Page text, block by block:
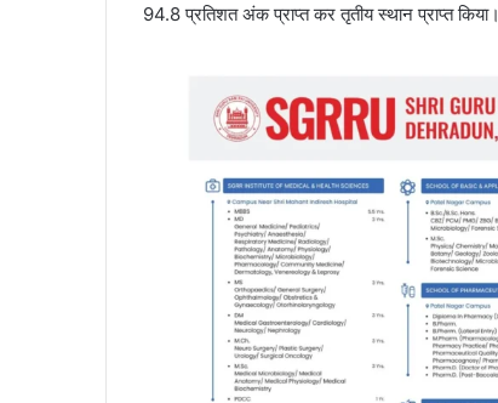
94.8 प्रतिशत अंक प्राप्त कर तृतीय स्थान प्राप्त किया।